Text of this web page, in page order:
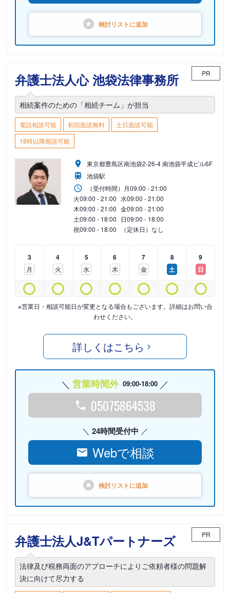
検討リストに追加
弁護士法人心 池袋法律事務所 PR
相続案件のための「相続チーム」が担当
電話相談可能 初回面談無料
土日面談可能
18時以降面談可能
東京都豊島区南池袋2-26-4 南池袋平成ビル6F
池袋駅
（受付時間） 月09:00 - 21:00
火09:00 - 21:00 水09:00 - 21:00
木09:00 - 21:00 金09:00 - 21:00
土09:00 - 18:00 日09:00 - 18:00
祝09:00 - 18:00 （定休日）なし
3
月
4
火
5
水
6
木
7
金
8
土
9
日
※営業日・相談可能日が変更となる場合もございます。詳細はお問い合
わせください。
詳しくはこちら
営業時間外 09:00-18:00
05075864538
24時間受付中
Webで相談
検討リストに追加
弁護士法人J&Tパートナーズ PR
法律及び税務両面のアプローチによりご依頼者様の問題解
決に向けて尽力する